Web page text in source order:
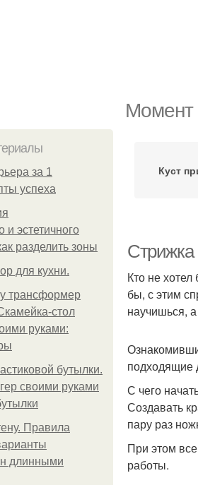
Момент
за 1
успеха
и эстетичного
разделить зоны
для кухни.
трансформер
стол
руками:
бутылки.
своими руками
Правила
длинными
Куст
Стрижка
Кто не
бы, с этим
научишься,
подходящие
С чего
Создавать
пару раз
При этом
работы.